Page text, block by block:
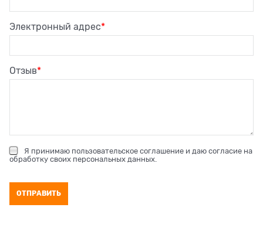
Электронный адрес
Отзыв
Я принимаю пользовательское соглашение и даю согласие на
обработку своих персональных данных